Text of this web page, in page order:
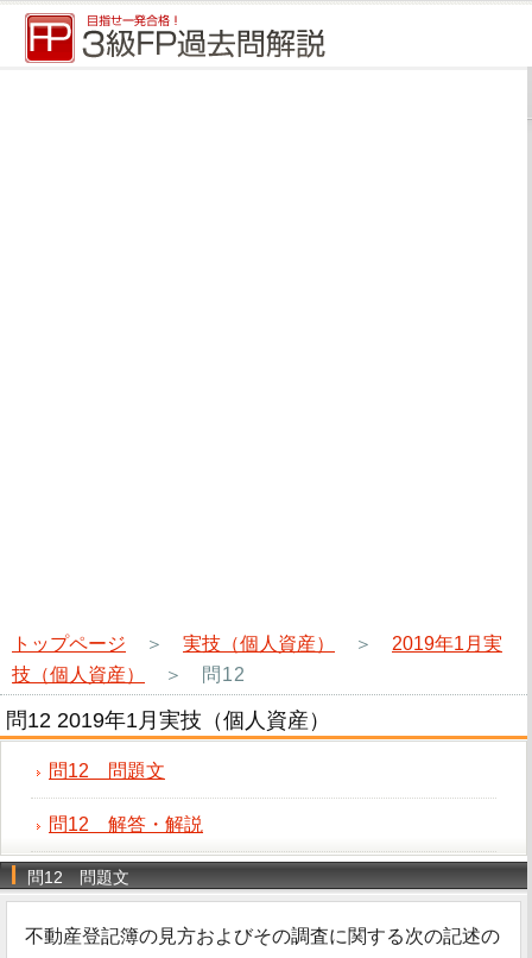
トップページ ＞ 実技（個人資産） ＞ 2019年1月実
技（個人資産）
＞ 問12
問12 2019年1月実技（個人資産）
問12 問題文
問12 解答・解説
問12 問題文
不動産登記簿の見方およびその調査に関する次の記述の